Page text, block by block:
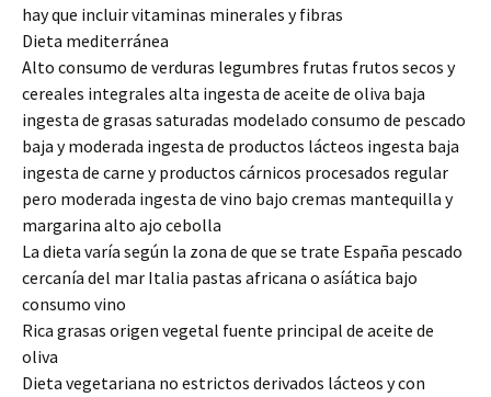
hay que incluir vitaminas minerales y fibras
Dieta mediterránea
Alto consumo de verduras legumbres frutas frutos secos y
cereales integrales alta ingesta de aceite de oliva baja
ingesta de grasas saturadas modelado consumo de pescado
baja y moderada ingesta de productos lácteos ingesta baja
ingesta de carne y productos cárnicos procesados regular
pero moderada ingesta de vino bajo cremas mantequilla y
margarina alto ajo cebolla
La dieta varía según la zona de que se trate España pescado
cercanía del mar Italia pastas africana o asíática bajo
consumo vino
Rica grasas origen vegetal fuente principal de aceite de
oliva
Dieta vegetariana no estrictos derivados lácteos y con